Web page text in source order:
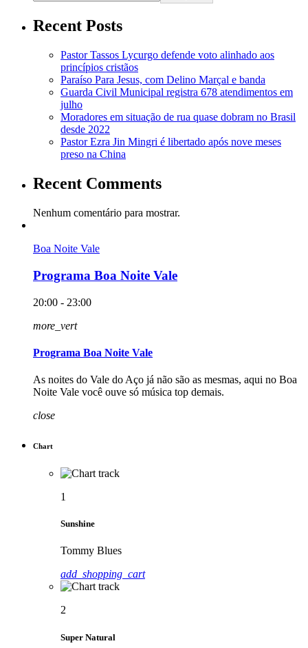
Recent Posts
Pastor Tassos Lycurgo defende voto alinhado aos
princípios cristãos
Paraíso Para Jesus, com Delino Marçal e banda
Guarda Civil Municipal registra 678 atendimentos em
julho
Moradores em situação de rua quase dobram no Brasil
desde 2022
Pastor Ezra Jin Mingri é libertado após nove meses
preso na China
Recent Comments
Nenhum comentário para mostrar.
Boa Noite Vale
Programa Boa Noite Vale
20:00 - 23:00
more_vert
Programa Boa Noite Vale
As noites do Vale do Aço já não são as mesmas, aqui no Boa
Noite Vale você ouve só música top demais.
close
Chart
1
Sunshine
Tommy Blues
add_shopping_cart
2
Super Natural